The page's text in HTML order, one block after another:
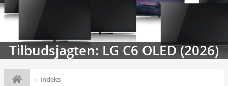
Tilbudsjagten: LG C6 OLED (2026)
Indeks